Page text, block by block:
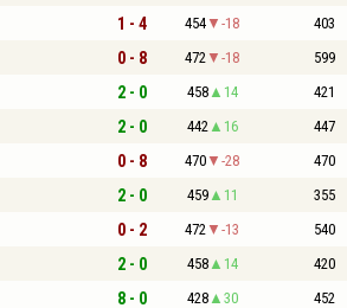
1 - 4 454 -18 403
0 - 8 472 -18 599
2 - 0 458 14 421
2 - 0 442 16 447
0 - 8 470 -28 470
2 - 0 459 11 355
0 - 2 472 -13 540
2 - 0 458 14 420
8 - 0 428 30 452